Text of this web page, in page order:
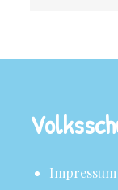
Impressum